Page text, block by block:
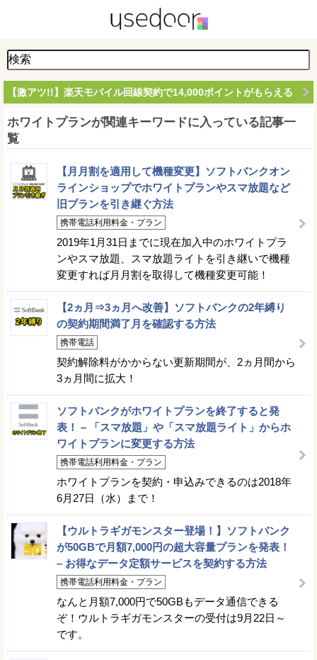
【激アツ!!】楽天モバイル回線契約で14,000ポイントがもらえる
ホワイトプランが関連キーワードに入っている記事一
覧
【月月割を適用して機種変更】ソフトバンクオン
ラインショップでホワイトプランやスマ放題など
旧プランを引き継ぐ方法
携帯電話利用料金・プラン
2019年1月31日までに現在加入中のホワイトプラ
ンやスマ放題、スマ放題ライトを引き継いで機種
変更すれば月月割を取得して機種変更可能！
【2ヵ月⇒3ヵ月へ改善】ソフトバンクの2年縛り
の契約期間満了月を確認する方法
携帯電話
契約解除料がかからない更新期間が、2ヵ月間から
3ヵ月間に拡大！
ソフトバンクがホワイトプランを終了すると発
表！ – 「スマ放題」や「スマ放題ライト」からホ
ワイトプランに変更する方法
携帯電話利用料金・プラン
ホワイトプランを契約・申込みできるのは2018年
6月27日（水）まで！
【ウルトラギガモンスター登場！】ソフトバンク
が50GBで月額7,000円の超大容量プランを発表！
– お得なデータ定額サービスを契約する方法
携帯電話利用料金・プラン
なんと月額7,000円で50GBもデータ通信できる
ぞ！ウルトラギガモンスターの受付は9月22日～
です。